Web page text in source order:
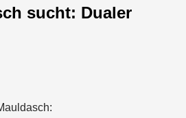
sucht: Dualer